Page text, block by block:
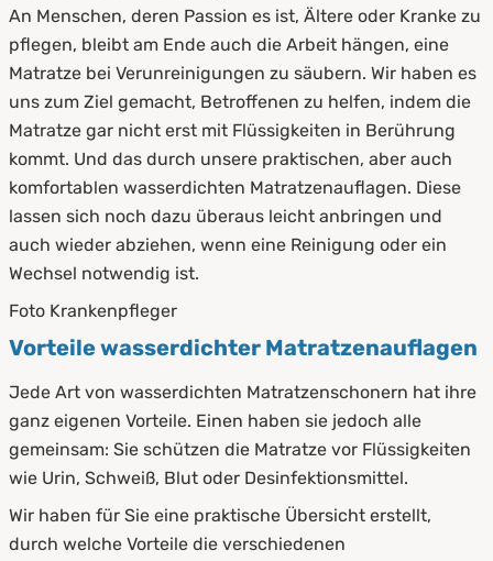
An Menschen, deren Passion es ist, Ältere oder Kranke zu
pflegen, bleibt am Ende auch die Arbeit hängen, eine
Matratze bei Verunreinigungen zu säubern. Wir haben es
uns zum Ziel gemacht, Betroffenen zu helfen, indem die
Matratze gar nicht erst mit Flüssigkeiten in Berührung
kommt. Und das durch unsere praktischen, aber auch
komfortablen wasserdichten Matratzenauflagen. Diese
lassen sich noch dazu überaus leicht anbringen und
auch wieder abziehen, wenn eine Reinigung oder ein
Wechsel notwendig ist.
Foto Krankenpfleger
Vorteile wasserdichter Matratzenauflagen
Jede Art von wasserdichten Matratzenschonern hat ihre
ganz eigenen Vorteile. Einen haben sie jedoch alle
gemeinsam: Sie schützen die Matratze vor Flüssigkeiten
wie Urin, Schweiß, Blut oder Desinfektionsmittel.
Wir haben für Sie eine praktische Übersicht erstellt,
durch welche Vorteile die verschiedenen